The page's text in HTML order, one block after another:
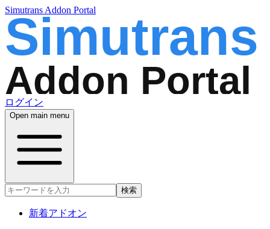
Simutrans Addon Portal
ログイン
Open main menu
検索
新着アドオン